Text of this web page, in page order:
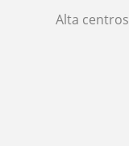
Alta centros